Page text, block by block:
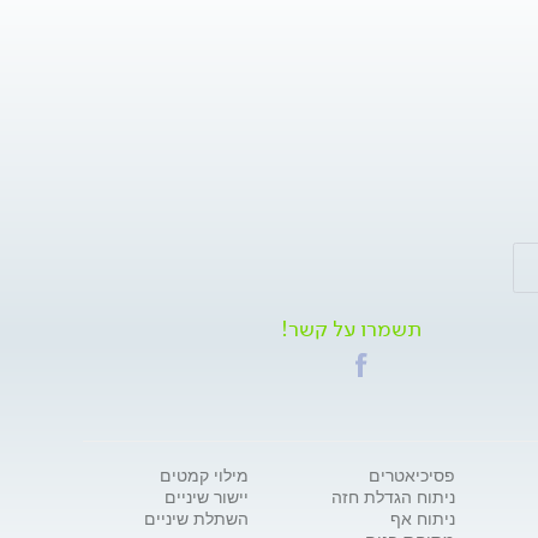
תשמרו על קשר!
פסיכיאטרים
ניתוח הגדלת חזה
ניתוח אף
מילוי קמטים
יישור שיניים
השתלת שיניים